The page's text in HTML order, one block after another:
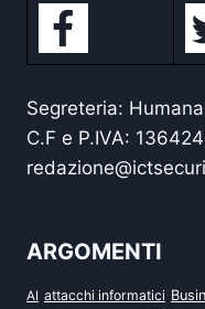
Segreteria: Humana
C.F e P.IVA:
ARGOMENTI
AI attacchi informatici